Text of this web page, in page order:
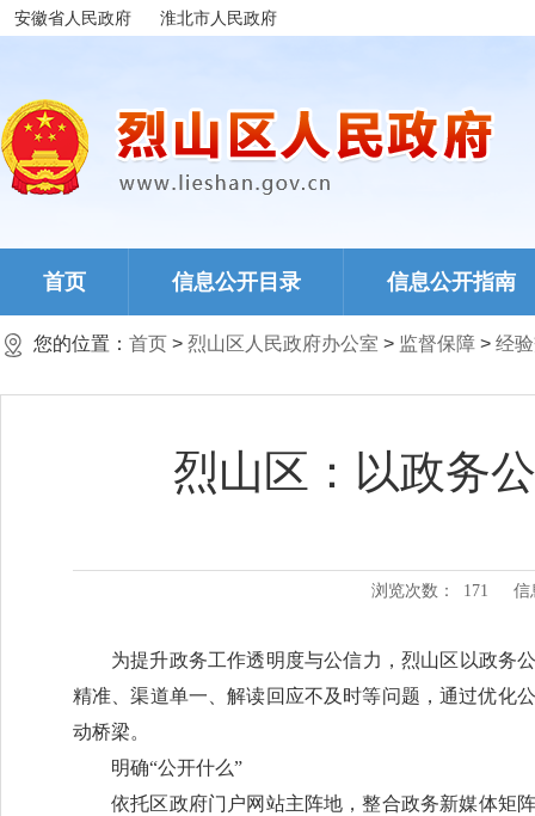
安徽省人民政府 淮北市人民政府
首页 信息公开目录 信息公开指南
您的位置： 首页 > 烈山区人民政府办公室 > 监督保障 > 经
烈山区：以政务
浏览次数： 171 信
为提升政务工作透明度与公信力，烈山区以政务
精准、渠道单一、解读回应不及时等问题，通过优化
动桥梁。
明确“公开什么”
依托区政府门户网站主阵地，整合政务新媒体矩